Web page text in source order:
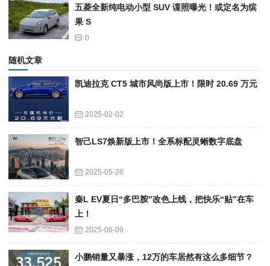
五菱全新纯电动小型 SUV 谍照曝光！或定名为缤
果 S
0
随机文章
凯迪拉克 CT5 城市风尚版上市！限时 20.69 万元
2025-02-02
智己LS7焕新版上市！全系标配灵蜥数字底盘
2025-05-26
秦L EV夏日“多巴胺”改色上线，把快乐“贴”在车
上！
2025-06-09
小鹏销量又暴涨，12万的车居然有这么多细节？